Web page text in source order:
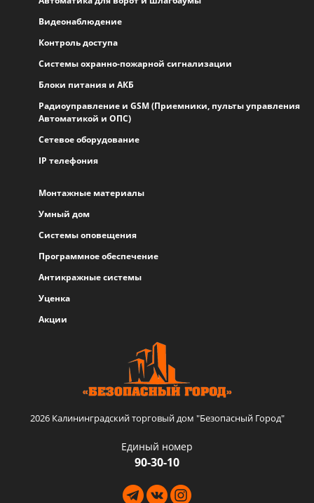
Видеонаблюдение
Контроль доступа
Системы охранно-пожарной сигнализации
Блоки питания и АКБ
Радиоуправление и GSM (Приемники, пульты управления
Автоматикой и ОПС)
Сетевое оборудование
IP телефония
Монтажные материалы
Умный дом
Системы оповещения
Программное обеспечение
Антикражные системы
Уценка
Акции
2026 Калининградский торговый дом "Безопасный Город"
Единый номер
90-30-10